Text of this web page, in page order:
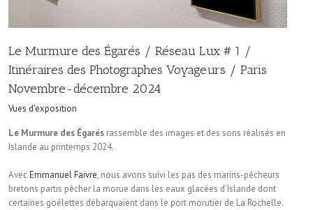
Le Murmure des Égarés / Réseau Lux # 1 /
Itinéraires des Photographes Voyageurs / Paris
Novembre-décembre 2024
Vues d'exposition
Le Murmure des Égarés rassemble des images et des sons réalisés en
Islande au printemps 2024.
AvecEmmanuel Faivre, nous avons suivi les pas des marins-pêcheurs
bretons partis pêcher la morue dans les eaux glacées d’Islande dont
certaines goélettes débarquaient dans le port morutier de La Rochelle.